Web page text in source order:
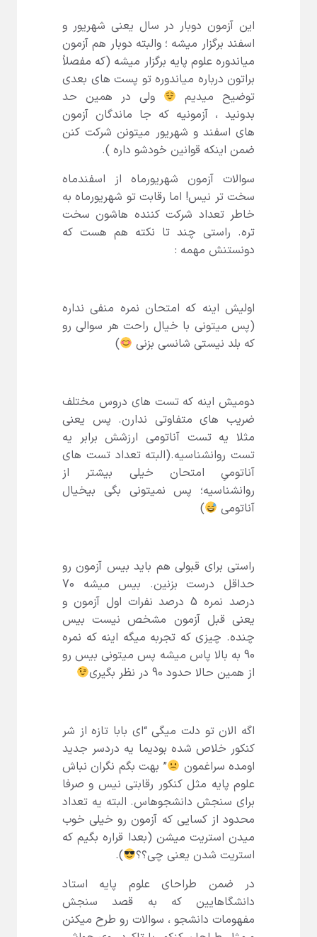
این آزمون دوبار در سال یعنی شهریور و
اسفند برگزار میشه ؛ والبته دوبار هم آزمون
میاندوره علوم پایه برگزار میشه (که مفصلاً
براتون درباره میاندوره تو پست های بعدی
توضیح میدیم
ولی در همین حد
بدونید ، آزمونیه که جا ماندگان آزمون
های اسفند و شهریور میتونن شرکت کنن
ضمن اینکه قوانین خودشو داره ).
سوالات آزمون شهریورماه از اسفندماه
سخت تر نیس! اما رقابت تو شهریورماه به
خاطر تعداد شرکت کننده هاشون سخت
تره. راستی چند تا نکته هم هست که
دونستنش مهمه :
اولیش اینه که امتحان نمره منفی نداره
(پس میتونی با خیال راحت هر سوالی رو
که بلد نیستی شانسی بزنی
)
دومیش اینه که تست های دروس مختلف
ضریب های متفاوتی ندارن. پس یعنی
مثلا یه تست آناتومی ارزشش برابر یه
تست روانشناسیه.(البته تعداد تست های
آناتومیِ امتحان خیلی بیشتر از
روانشناسیه؛ پس نمیتونی بگی بیخیال
آناتومی
)
راستی برای قبولی هم باید بیس آزمون رو
حداقل درست بزنین. بیس میشه 70
درصد نمره 5 درصد نفرات اول آزمون و
یعنی قبل آزمون مشخص نیست بیس
چنده. چیزی که تجربه میگه اینه که نمره
90 به بالا پاس میشه پس میتونی بیس رو
از همین حالا حدود 90 در نظر بگیری
اگه الان تو دلت میگی “ای بابا تازه از شر
کنکور خلاص شده بودیما یه دردسر جدید
اومده سراغمون
” بهت بگم نگران نباش
علوم پایه مثل کنکور رقابتی نیس و صرفا
برای سنجش دانشجوهاس. البته یه تعداد
محدود از کسایی که آزمون رو خیلی خوب
میدن استریت میشن (بعدا قراره بگیم که
استریت شدن یعنی چی؟؟
).
در ضمن طراحای علوم پایه استاد
دانشگاهایین که به قصد سنجش
مفهومات دانشجو ، سوالات رو طرح میکنن